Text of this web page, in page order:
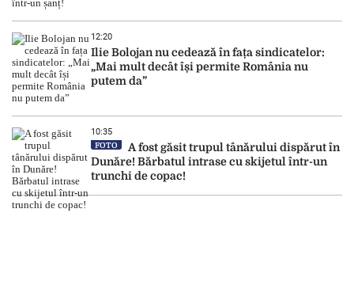
12:20
Ilie Bolojan nu cedează în fața sindicatelor:
„Mai mult decât își permite România nu
putem da”
10:35
FOTO
A fost găsit trupul tânărului dispărut în
Dunăre! Bărbatul intrase cu skijetul într-un
trunchi de copac!